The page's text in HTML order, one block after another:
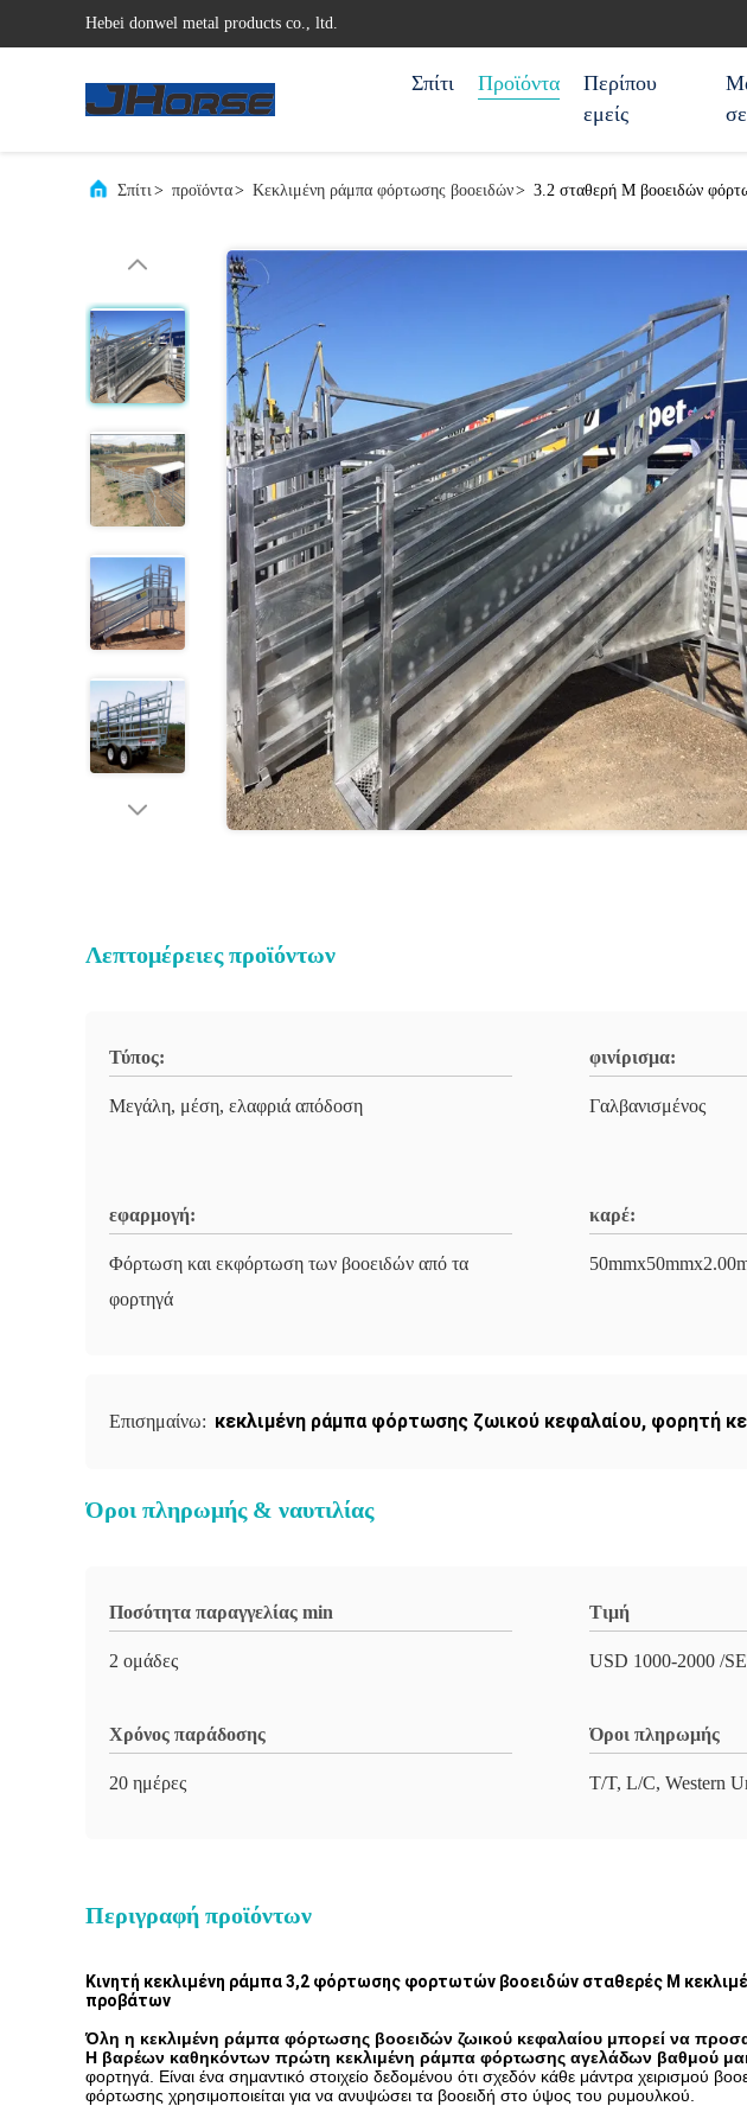
Hebei donwel metal products co., ltd.
Σπίτι Προϊόντα
Περίπου
εμείς
Σπίτι> προϊόντα> Κεκλιμένη ράμπα φόρτωσης βοοειδών> 3.2 σταθερή Μ βοοειδών
Λεπτομέρειες προϊόντων
Τύπος:
Μεγάλη, μέση, ελαφριά απόδοση
φινίρισμα:
Γαλβανισμένος
εφαρμογή:
Φόρτωση και εκφόρτωση των βοοειδών από τα
φορτηγά
καρέ:
Επισημαίνω: κεκλιμένη ράμπα φόρτωσης ζωικού κεφαλαίου, φορητή
Όροι πληρωμής & ναυτιλίας
Ποσότητα παραγγελίας min
2 ομάδες
Τιμή
USD 1000-2000 /
Χρόνος παράδοσης
20 ημέρες
Όροι πληρωμής
T/T, L/C, Western
Περιγραφή προϊόντων
Κινητή κεκλιμένη ράμπα 3,2 φόρτωσης φορτωτών βοοειδών σταθερές Μ
προβάτων
Όλη η κεκλιμένη ράμπα φόρτωσης βοοειδών ζωικού κεφαλαίου μπορεί να
Η βαρέων καθηκόντων πρώτη κεκλιμένη ράμπα φόρτωσης αγελάδων βαθμού
φορτηγά. Είναι ένα σημαντικό στοιχείο δεδομένου ότι σχεδόν κάθε μάντρα χειρισμού
φόρτωσης χρησιμοποιείται για να ανυψώσει τα βοοειδή στο ύψος του ρυμουλκού.